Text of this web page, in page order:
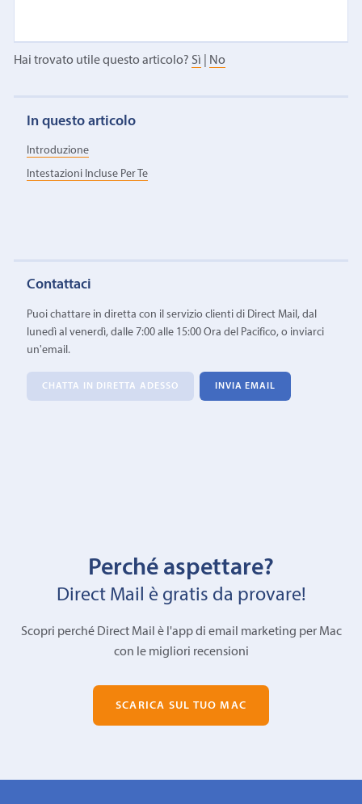
Hai trovato utile questo articolo? Sì No
In questo articolo
Introduzione
Intestazioni Incluse Per Te
Contattaci
Puoi chattare in diretta con il servizio clienti di Direct Mail, dal
lunedì al venerdì, dalle 7:00 alle 15:00 Ora del Pacifico, o inviarci
un'email.
CHATTA IN DIRETTA ADESSO INVIA EMAIL
Perché aspettare?
Direct Mail è gratis da provare!
Scopri perché Direct Mail è l'app di email marketing per Mac
con le migliori recensioni
SCARICA SUL TUO MAC